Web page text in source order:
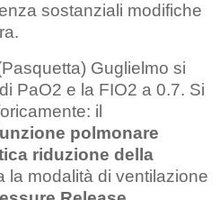
sostanziali modifiche
Guglielmo si
PaO2 e la FIO2 a 0.7. Si
il
polmonare
riduzione della
la modalità di ventilazione